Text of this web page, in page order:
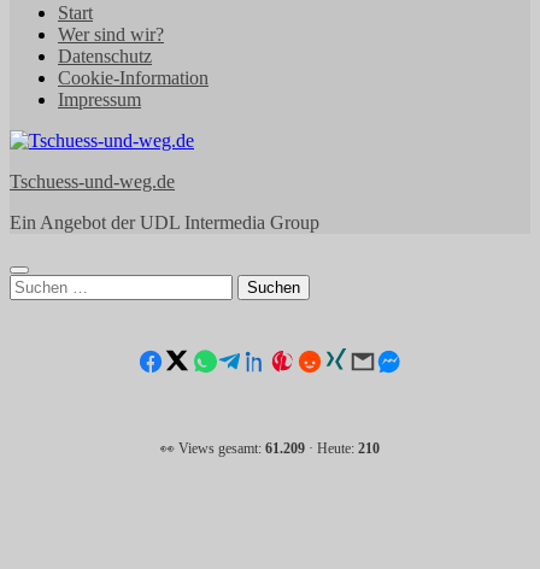
Start
Wer sind wir?
Datenschutz
Cookie-Information
Impressum
Tschuess-und-weg.de
Ein Angebot der UDL Intermedia Group
Suchen
nach:
👀 Views gesamt: 61.209 · Heute: 210